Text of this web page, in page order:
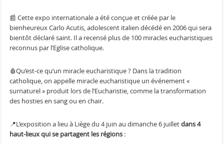
📰 Cette expo internationale a été conçue et créée par le
bienheureux Carlo Acutis, adolescent italien décédé en 2006 qui sera
bientôt déclaré saint. Il a recensé plus de 100 miracles eucharistiques
reconnus par l’Eglise catholique.
🩸Qu’est-ce qu’un miracle eucharistique ? Dans la tradition
catholique, on appelle miracle eucharistique un événement «
surnaturel » produit lors de l’Eucharistie, comme la transformation
des hosties en sang ou en chair.
📍L’exposition a lieu à Liège du 4 juin au dimanche 6 juilletdans 4
haut-lieux qui se partagent les régions: